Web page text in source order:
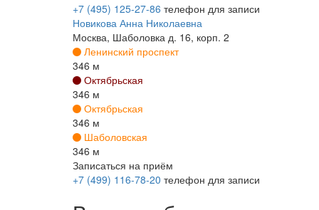
+7 (495) 125-27-86 телефон для записи
Новикова Анна Николаевна
Москва, Шаболовка д. 16, корп. 2
Ленинский проспект
346 м
Октябрьская
346 м
Октябрьская
346 м
Шаболовская
346 м
Записаться на приём
+7 (499) 116-78-20 телефон для записи